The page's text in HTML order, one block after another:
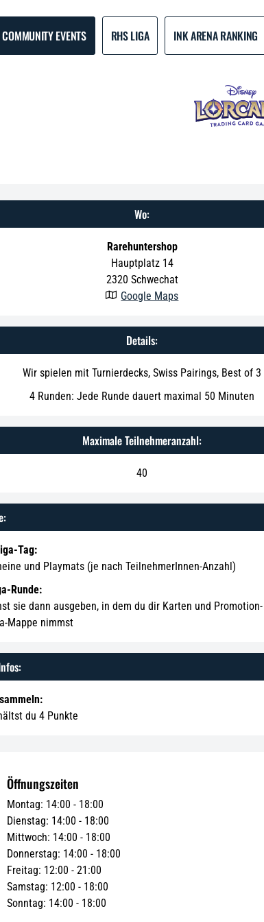
COMMUNITY EVENTS RHS LIGA INK ARENA RANKING
Wo:
Rarehuntershop
Hauptplatz 14
2320 Schwechat
 Google Maps
Details:
Wir spielen mit Turnierdecks, Swiss Pairings, Best of 3
4 Runden: Jede Runde dauert maximal 50 Minuten
Maximale Teilnehmeranzahl:
40
Tag:
und Playmats (je nach TeilnehmerInnen-Anzahl)
Runde:
sie dann ausgeben, in dem du dir Karten und Promotion-
Mappe nimmst
du 4 Punkte
Öffnungszeiten
Montag: 14:00 - 18:00
Dienstag: 14:00 - 18:00
Mittwoch: 14:00 - 18:00
Donnerstag: 14:00 - 18:00
Freitag: 12:00 - 21:00
Samstag: 12:00 - 18:00
Sonntag: 14:00 - 18:00